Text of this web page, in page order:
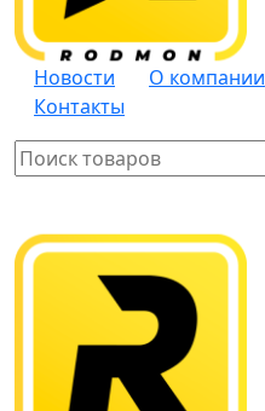
Новости
О компании
Контакты